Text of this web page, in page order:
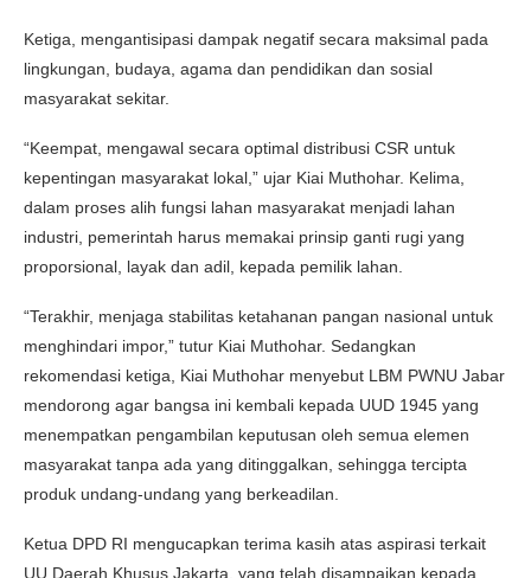
Ketiga, mengantisipasi dampak negatif secara maksimal pada
lingkungan, budaya, agama dan pendidikan dan sosial
masyarakat sekitar.
“Keempat, mengawal secara optimal distribusi CSR untuk
kepentingan masyarakat lokal,” ujar Kiai Muthohar. Kelima,
dalam proses alih fungsi lahan masyarakat menjadi lahan
industri, pemerintah harus memakai prinsip ganti rugi yang
proporsional, layak dan adil, kepada pemilik lahan.
“Terakhir, menjaga stabilitas ketahanan pangan nasional untuk
menghindari impor,” tutur Kiai Muthohar. Sedangkan
rekomendasi ketiga, Kiai Muthohar menyebut LBM PWNU Jabar
mendorong agar bangsa ini kembali kepada UUD 1945 yang
menempatkan pengambilan keputusan oleh semua elemen
masyarakat tanpa ada yang ditinggalkan, sehingga tercipta
produk undang-undang yang berkeadilan.
Ketua DPD RI mengucapkan terima kasih atas aspirasi terkait
UU Daerah Khusus Jakarta, yang telah disampaikan kepada